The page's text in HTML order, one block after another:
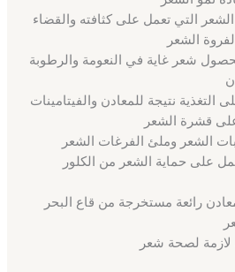
التي تعمل على كثافته والقضاء
لفروة الشعر
شعر غاية في النعومة والرطوبة
نتيجة للمعادن والفيتامينات
قشرة الشعر
الشعر وملئ الفرغات الشعر
على حماية الشعر من الكلور
رائعة مستخرجة من قاع البحر
لازمة لصحة شعر